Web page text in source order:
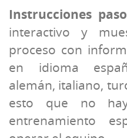
Instrucciones
interactivo y
proceso con
en idioma
alemán, italiano,
esto que no
entrenamiento